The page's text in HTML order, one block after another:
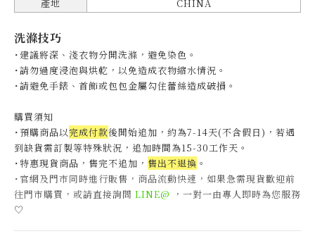
產地
CHINA
洗滌技巧
˙建議將深、淺衣物分開洗滌，避免染色。
˙請勿過度浸泡與烘乾，以免造成衣物縮水情況。
˙請避免手錶、首飾或包包金屬勾住蕾絲造成破損。
購買須知
˙預購商品以完成付款後開始追加，約為7-14天(不含假日)， 若遇
到缺貨需訂製等特殊狀況，追加時間為15-30工作天 。
˙特惠現貨商品，售完不追加， 售出不退換 。
˙官網及門市同時進行販售，商品流動快速，如果急需現貨歡迎前
往門市購買，或請直接詢問 LINE@ ，一對一由專人即時為您服務
♡